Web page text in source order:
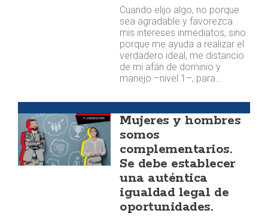
Cuando elijo algo, no porque
sea agradable y favorezca
mis intereses inmediatos, sino
porque me ayuda a realizar el
verdadero ideal, me distancio
de mi afán de dominio y
manejo –nivel 1–, para…
Mujeres y hombres
somos
complementarios.
Se debe establecer
una auténtica
igualdad legal de
oportunidades.